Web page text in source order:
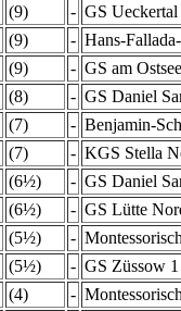
(9) - GS Ueckertal
(9) - Hans-
(9) - GS am
(8) - GS Daniel
(7) - Benjamin-
(7) - KGS Stella
(6½) - GS Daniel
(6½) - GS Lütte
(5½) -
(5½) - GS Züssow 1
(4) -